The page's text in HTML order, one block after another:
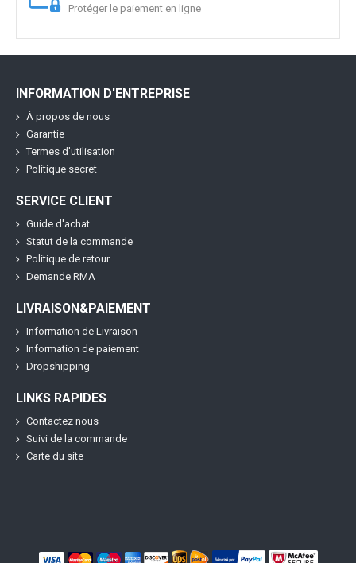
Protéger le paiement en ligne
INFORMATION D'ENTREPRISE
À propos de nous
Garantie
Termes d'utilisation
Politique secret
SERVICE CLIENT
Guide d'achat
Statut de la commande
Politique de retour
Demande RMA
LIVRAISON&PAIEMENT
Information de Livraison
Information de paiement
Dropshipping
LINKS RAPIDES
Contactez nous
Suivi de la commande
Carte du site